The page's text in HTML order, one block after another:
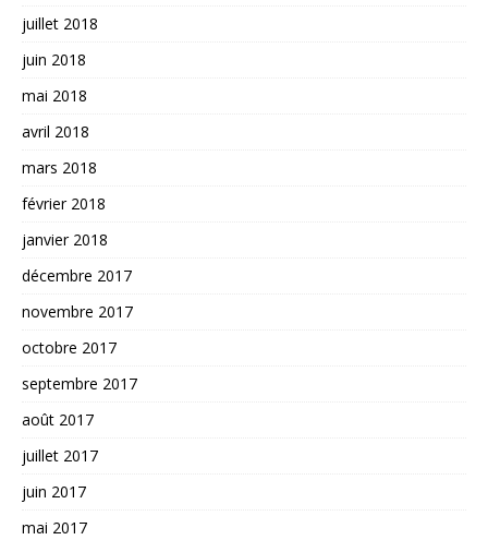
juillet 2018
juin 2018
mai 2018
avril 2018
mars 2018
février 2018
janvier 2018
décembre 2017
novembre 2017
octobre 2017
septembre 2017
août 2017
juillet 2017
juin 2017
mai 2017